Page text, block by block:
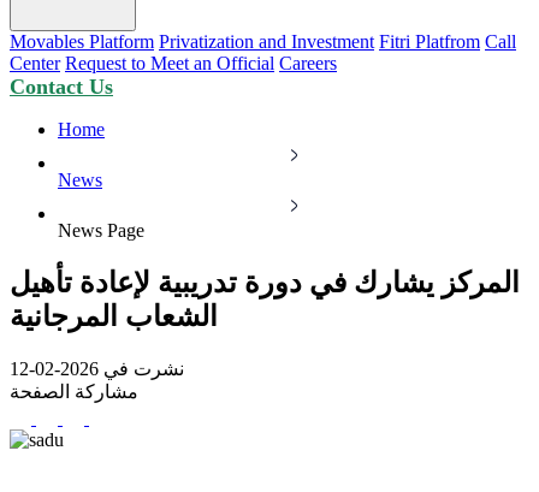
Movables Platform Privatization and Investment Fitri Platfrom Call
Center Request to Meet an Official Careers
Contact Us
Home
News
News Page
المركز يشارك في دورة تدريبية لإعادة تأهيل
الشعاب المرجانية
نشرت في 2026-02-12
مشاركة الصفحة